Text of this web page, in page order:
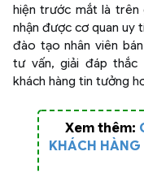
hiện trước mắt là
nhận được cơ quan uy
đào tạo nhân viên
tư vấn, giải đáp thắc
khách hàng tin tưởng
Xem thêm:
KHÁCH